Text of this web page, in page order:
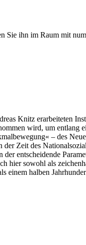
Sie ihn im Raum mit
Knitz erarbeiteten
wird, um entlang
– des
der Zeit des
der entscheidende
hier sowohl als
einem halben